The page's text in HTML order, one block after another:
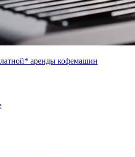
аренды кофемашин